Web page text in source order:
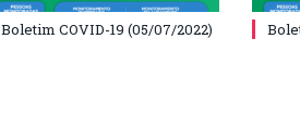
Boletim COVID-19 (05/07/2022)